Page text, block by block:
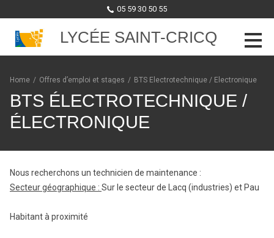
05 59 30 50 55
LYCÉE SAINT-CRICQ
Skip to content
Home / Offres d’emploi et stages / BTS Électrotechnique / Électronique
BTS ÉLECTROTECHNIQUE /
ÉLECTRONIQUE
Nous recherchons un technicien de maintenance :
Secteur géographique : Sur le secteur de Lacq (industries) et Pau
Habitant à proximité